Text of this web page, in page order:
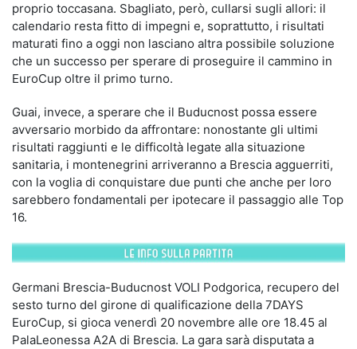
proprio toccasana. Sbagliato, però, cullarsi sugli allori: il
calendario resta fitto di impegni e, soprattutto, i risultati
maturati fino a oggi non lasciano altra possibile soluzione
che un successo per sperare di proseguire il cammino in
EuroCup oltre il primo turno.
Guai, invece, a sperare che il Buducnost possa essere
avversario morbido da affrontare: nonostante gli ultimi
risultati raggiunti e le difficoltà legate alla situazione
sanitaria, i montenegrini arriveranno a Brescia agguerriti,
con la voglia di conquistare due punti che anche per loro
sarebbero fondamentali per ipotecare il passaggio alle Top
16.
Germani Brescia-Buducnost VOLI Podgorica, recupero del
sesto turno del girone di qualificazione della 7DAYS
EuroCup, si gioca venerdì 20 novembre alle ore 18.45 al
PalaLeonessa A2A di Brescia. La gara sarà disputata a